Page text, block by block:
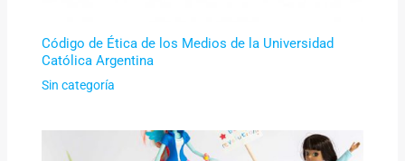
Código de Ética de los Medios de la Universidad
Católica Argentina
Sin categoría